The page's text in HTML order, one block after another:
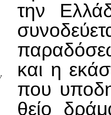
την
και η
που
θείο